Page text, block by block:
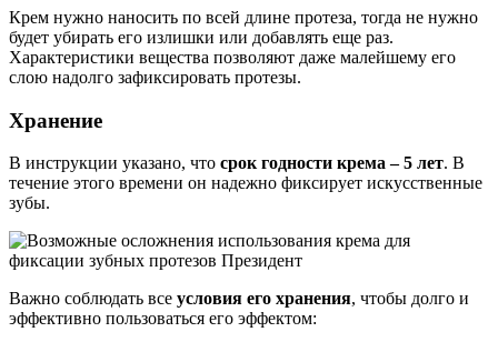
Крем нужно наносить по всей длине протеза, тогда не нужно
будет убирать его излишки или добавлять еще раз.
Характеристики вещества позволяют даже малейшему его
слою надолго зафиксировать протезы.
Хранение
В инструкции указано, что срок годности крема – 5 лет. В
течение этого времени он надежно фиксирует искусственные
зубы.
Важно соблюдать все условия его хранения, чтобы долго и
эффективно пользоваться его эффектом: